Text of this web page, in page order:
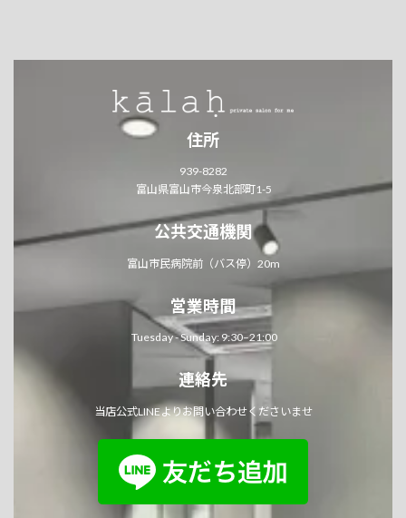
住所
939-8282
富山県富山市今泉北部町1-5
公共交通機関
富山市民病院前（バス停）20m
営業時間
Tuesday - Sunday: 9:30–21:00
連絡先
当店公式LINEよりお問い合わせくださいませ